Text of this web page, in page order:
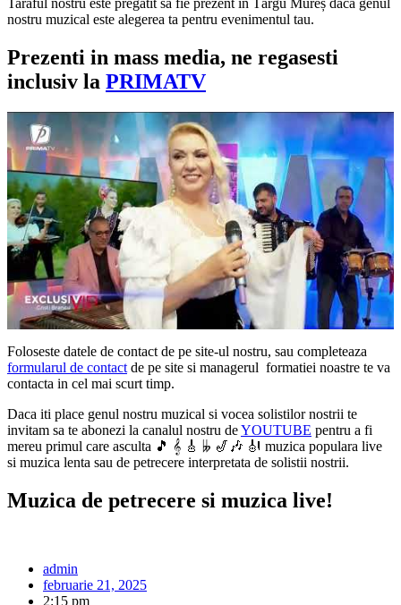
Taraful nostru este pregatit sa fie prezent in Târgu Mureș daca genul
nostru muzical este alegerea ta pentru evenimentul tau.
Prezenti in mass media, ne regasesti
inclusiv la PRIMATV
Foloseste datele de contact de pe site-ul nostru, sau completeaza
formularul de contact de pe site si managerul formatiei noastre te va
contacta in cel mai scurt timp.
Daca iti place genul nostru muzical si vocea solistilor nostrii te
invitam sa te abonezi la canalul nostru deYOUTUBE pentru a fi
mereu primul care asculta 🎵 𝄞 🎸 𝄫 🎷🎶 🎻 muzica populara live
si muzica lenta sau de petrecere interpretata de solistii nostrii.
Muzica de petrecere si muzica live!
admin
februarie 21, 2025
2:15 pm